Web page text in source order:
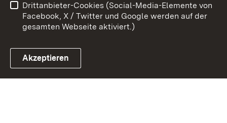
Link zum Landesportal
Impressum
Cookies
Drittanbieter-Cookies (Social-Media-Elemente von
Facebook, X / Twitter und Google werden auf der
gesamten Webseite aktiviert.)
Akzeptieren